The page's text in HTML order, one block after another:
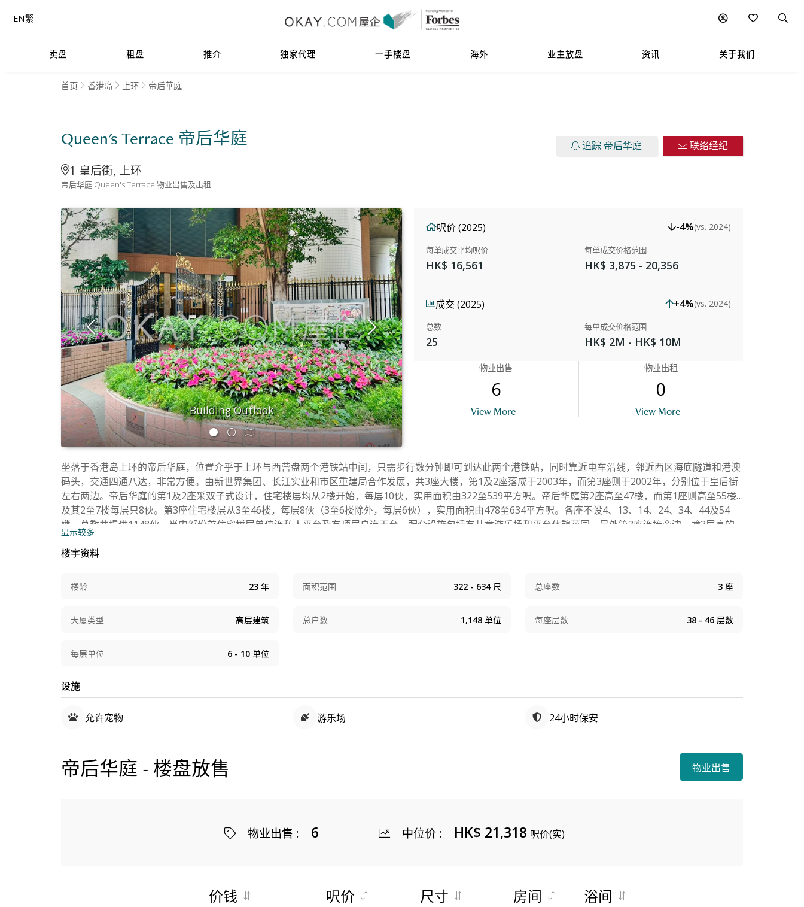
卖盘 租盘 推介 独家代理 一手楼盘 海外 业主放盘 资讯 关于我们
EN繁 附近热门项目
首页 香港岛 上环 帝后華庭
Queen's Terrace 帝后华庭
1 皇后街, 上环
追踪 帝后华庭 联络经纪
帝后华庭 Queen's Terrace 物业出售及出租
Building Outlook
呎价 (2025) -4%(vs. 2024)
每单成交平均呎价
HK$ 16,561
每单成交价格范围
HK$ 3,875 - 20,356
成交 (2025) +4%(vs. 2024)
总数
25
每单成交价格范围
HK$ 2M - HK$ 10M
物业出售
6
View More
物业出租
0
View More
坐落于香港岛上环的帝后华庭，位置介乎于上环与西营盘两个港铁站中间，只需步行数分钟即可到达此两个港铁站，同时靠近电车沿线，邻近西区海底隧道和港澳
码头，交通四通八达，非常方便。由新世界集团、长江实业和市区重建局合作发展，共3座大楼，第1及2座落成于2003年，而第3座则于2002年，分别位于皇后街
左右两边。帝后华庭的第1及2座采双子式设计，住宅楼层均从2楼开始，每层10伙，实用面积由322至539平方呎。帝后华庭第2座高至47楼，而第1座则高至55楼
及其2至7楼每层只8伙。第3座住宅楼层从3至46楼，每层8伙（3至6楼除外，每层6伙），实用面积由478至634平方呎。各座不设4、13、14、24、34、44及54
楼。总数共提供1148伙，当中部份首住宅楼层单位连私人平台及有顶层户连天台。配套设施包括有儿童游乐场和平台休憩花园，另外第3座连接旁边一幢3层高的
综合大厦，内设商用楼层及位于地下至地库 2层的住客停车场，亦附有盖行人天桥通往第1座；而屋苑地下亦有部份作商铺用途。
显示较多
楼宇资料
楼龄 23 年 面积范围 322 - 634 尺 总座数 3 座
大厦类型 高层建筑 总户数 1,148 单位 每座层数 38 - 46 层数
每层单位 6 - 10 单位
设施
允许宠物 游乐场 24小时保安
帝后华庭 - 楼盘放售 物业出售
物业出售 : 6 中位价 : HK$ 21,318 呎价(实)
价钱 呎价 尺寸 房间 浴间